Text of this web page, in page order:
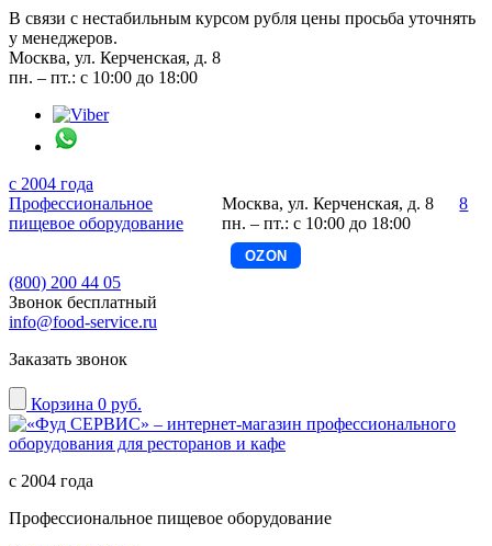
В связи с нестабильным курсом рубля цены просьба уточнять
у менеджеров.
Москва, ул. Керченская, д. 8
пн. – пт.: с 10:00 до 18:00
с 2004 года
Профессиональное
пищевое оборудование
Москва, ул. Керченская, д. 8
пн. – пт.: с 10:00 до 18:00
OZON
8
(800) 200 44 05
Звонок бесплатный
info@food-service.ru
Заказать звонок
Корзина 0 руб.
с 2004 года
Профессиональное пищевое оборудование